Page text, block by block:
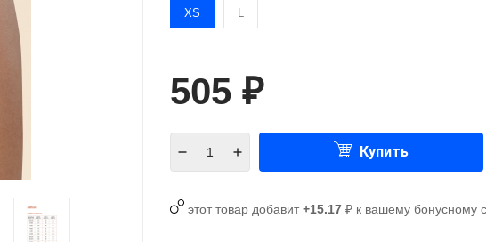
XS L
505 ₽
Купить
этот товар добавит+15.17 ₽ к вашему бонусному